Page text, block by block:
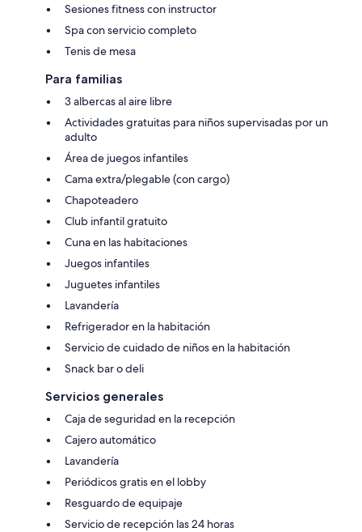
Sesiones fitness con instructor
Spa con servicio completo
Tenis de mesa
Para familias
3 albercas al aire libre
Actividades gratuitas para niños supervisadas por un
adulto
Área de juegos infantiles
Cama extra/plegable (con cargo)
Chapoteadero
Club infantil gratuito
Cuna en las habitaciones
Juegos infantiles
Juguetes infantiles
Lavandería
Refrigerador en la habitación
Servicio de cuidado de niños en la habitación
Snack bar o deli
Servicios generales
Caja de seguridad en la recepción
Cajero automático
Lavandería
Periódicos gratis en el lobby
Resguardo de equipaje
Servicio de recepción las 24 horas